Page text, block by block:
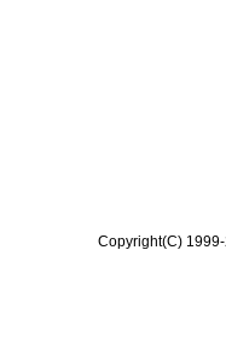
Copyright(C)